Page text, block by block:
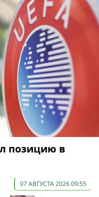
позицию в
07 АВГУСТА 2026 09:55